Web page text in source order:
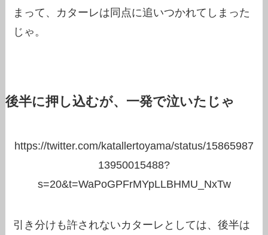
まって、カターレは同点に追いつかれてしまった
じゃ。
後半に押し込むが、一発で泣いたじゃ
https://twitter.com/katallertoyama/status/15865987
13950015488?
s=20&t=WaPoGPFrMYpLLBHMU_NxTw
引き分けも許されないカターレとしては、後半は